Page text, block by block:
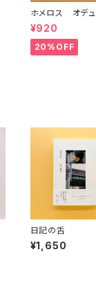
ホメロス オデュ
ア(上)(下) （岩波
¥920
20%OFF
日記の舌
¥1,650